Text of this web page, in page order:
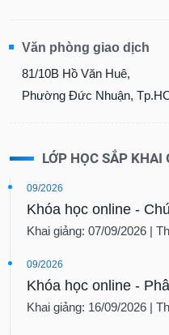
Văn phòng giao dịch
81/10B Hồ Văn Huê,
Phường Đức Nhuận,
LỚP HỌC SẮP KHAI
09/2026
Khóa học online -
Khai giảng: 07/09/2026 |
09/2026
Khóa học online -
Khai giảng: 16/09/2026 |